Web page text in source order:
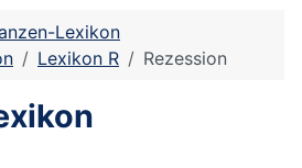
Lexikon
Lexikon R Rezession